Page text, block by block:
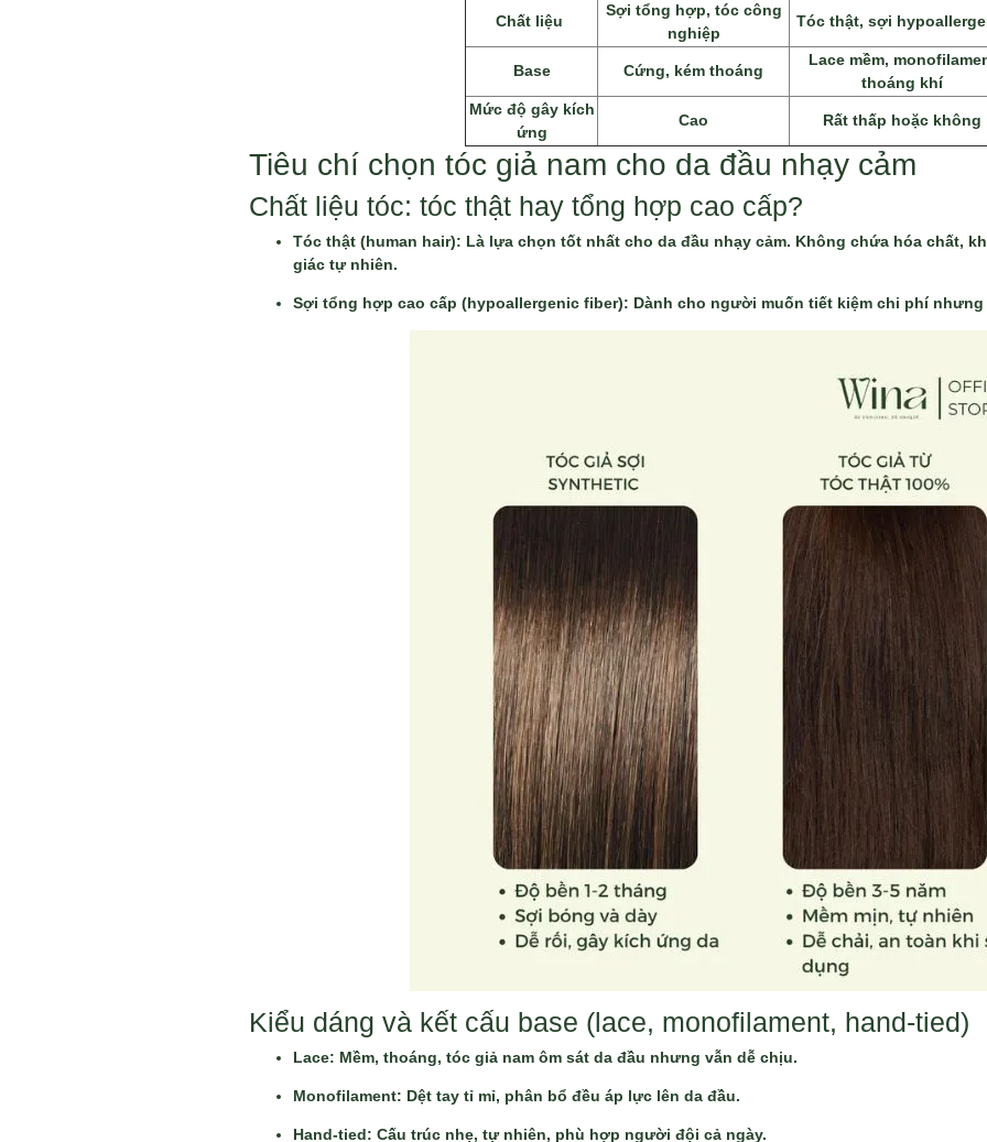
Chất liệu
Sợi tổng hợp, tóc công
nghiệp
Tóc thật, sợi
Base Cứng, kém thoáng
Lace mềm,
thoáng khí
Mức độ gây kích
ứng
Cao Rất thấp hoặc không
Tiêu chí chọn tóc giả nam cho da đầu nhạy cảm
Chất liệu tóc: tóc thật hay tổng hợp cao cấp?
Tóc thật (human hair): Là lựa chọn tốt nhất cho da đầu nhạy cảm. Không chứa hóa chất,
giác tự nhiên.
Sợi tổng hợp cao cấp (hypoallergenic fiber): Dành cho người muốn tiết kiệm chi phí nhưng
Kiểu dáng và kết cấu base (lace, monofilament, hand-tied)
Lace: Mềm, thoáng, tóc giả nam ôm sát da đầu nhưng vẫn dễ chịu.
Monofilament: Dệt tay tỉ mỉ, phân bổ đều áp lực lên da đầu.
Hand-tied: Cấu trúc nhẹ, tự nhiên, phù hợp người đội cả ngày.